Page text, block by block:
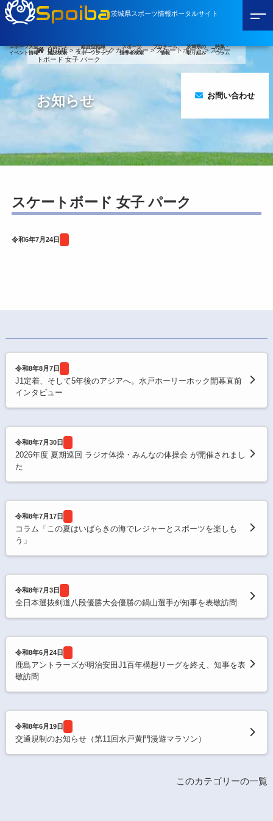
Spoiba茨城県スポーツ情報ポータルサイト
スポーツ大会
イベント情報
スポーツ
施設検索
総合型地域
スポーツクラブ
スポーツ
指導者検索
プロチーム
情報
茨城県の
取り組み
特集・
コラム
お問い合わせ
HOME>オリンピックカレンダー>スケートボード>スケー
トボード 女子 パーク
お知らせ
スケートボード 女子 パーク
令和6年7月24日
令和8年8月7日
J1定着、そして5年後のアジアへ。水戸ホーリーホック開幕直前
インタビュー
令和8年7月30日
2026年度 夏期巡回 ラジオ体操・みんなの体操会 が開催されまし
た
令和8年7月17日
コラム「この夏はいばらきの海でレジャーとスポーツを楽しも
う」
令和8年7月3日
全日本選抜剣道八段優勝大会優勝の鍋山選手が知事を表敬訪問
令和8年6月24日
鹿島アントラーズが明治安田J1百年構想リーグを終え、知事を表
敬訪問
令和8年6月19日
交通規制のお知らせ（第11回水戸黄門漫遊マラソン）
このカテゴリーの一覧